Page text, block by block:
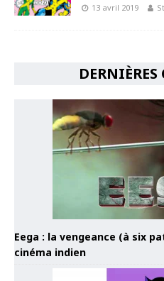
13 avril 2019
Eega : la vengeance (à six
cinéma indien